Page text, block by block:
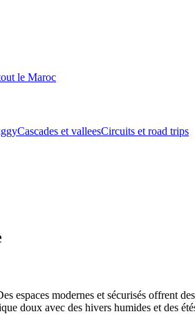
le Maroc
Cascades et valleesCircuits et road trips
espaces modernes et sécurisés offrent
doux avec des hivers humides et des